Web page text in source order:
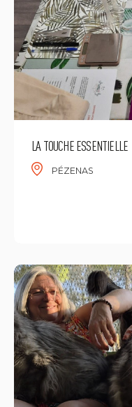
LA TOUCHE ESSENTIELLE
PÉZENAS